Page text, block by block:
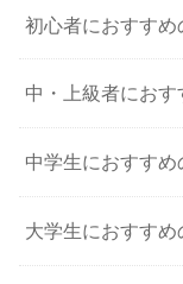
初心者におすす
中・上級者にお
中学生におすす
大学生におすす